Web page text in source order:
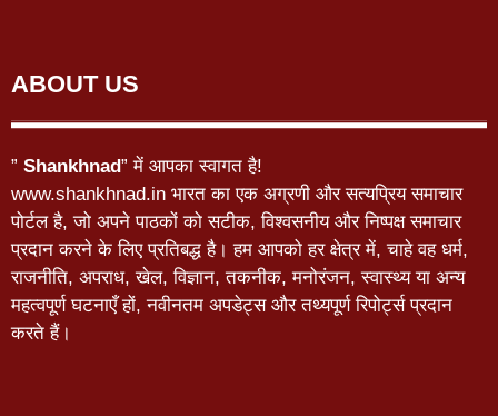
ABOUT US
” Shankhnad” में आपका स्वागत है!
www.shankhnad.in भारत का एक अग्रणी और सत्यप्रिय समाचार
पोर्टल है, जो अपने पाठकों को सटीक, विश्वसनीय और निष्पक्ष समाचार
प्रदान करने के लिए प्रतिबद्ध है। हम आपको हर क्षेत्र में, चाहे वह धर्म,
राजनीति, अपराध, खेल, विज्ञान, तकनीक, मनोरंजन, स्वास्थ्य या अन्य
महत्वपूर्ण घटनाएँ हों, नवीनतम अपडेट्स और तथ्यपूर्ण रिपोर्ट्स प्रदान
करते हैं।